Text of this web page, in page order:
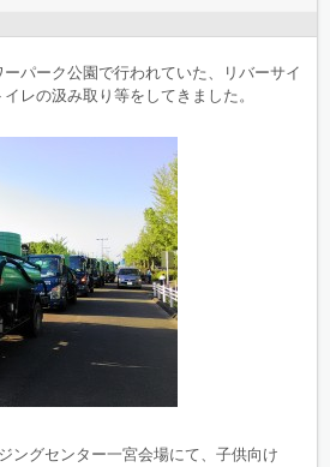
パーク公園で行われていた、リバーサイ
レの汲み取り等をしてきました。
ングセンター一宮会場にて、子供向け